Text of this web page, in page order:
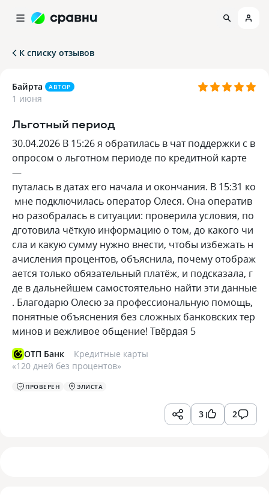
К списку отзывов
Байрта АВТОР
1 июня
Льготный период
30.04.2026 В 15:26 я обратилась в чат поддержки с в
опросом о льготном периоде по кредитной карте
—
путалась в датах его начала и окончания. В 15:31 ко
мне подключилась оператор Олеся. Она оператив
но разобралась в ситуации: проверила условия, по
дготовила чёткую информацию о том, до какого чи
сла и какую сумму нужно внести, чтобы избежать н
ачисления процентов, объяснила, почему отображ
ается только обязательный платёж, и подсказала, г
де в дальнейшем самостоятельно найти эти данные
. Благодарю Олесю за профессиональную помощь,
понятные объяснения без сложных банковских тер
минов и вежливое общение! Твёрдая 5
ОТП Банк
Кредитные карты
«120 дней без процентов»
ПРОВЕРЕН ЭЛИСТА
3 2